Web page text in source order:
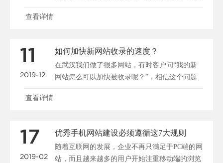
入网站后停留很短......
查看详情
11
2019-12
如何加快新网站收录的速度？
在武汉我们做了很多网站，有时客户问“我的新
网站怎么可以加快被收录呢？”，相信这个问题
大家都很关心，所......
查看详情
17
2019-02
优秀手机网站建设必须遵循这7大规则
随着互联网的发展，企业不再只满足于PC端的网
站，而且越来越多的用户开始注重移动端的浏览